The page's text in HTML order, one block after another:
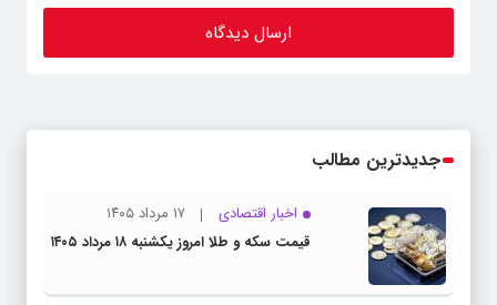
جدیدترین مطالب
اخبار اقتصادی
۱۷ مرداد ۱۴۰۵
قیمت سکه و طلا امروز یکشنبه ۱۸ مرداد ۱۴۰۵